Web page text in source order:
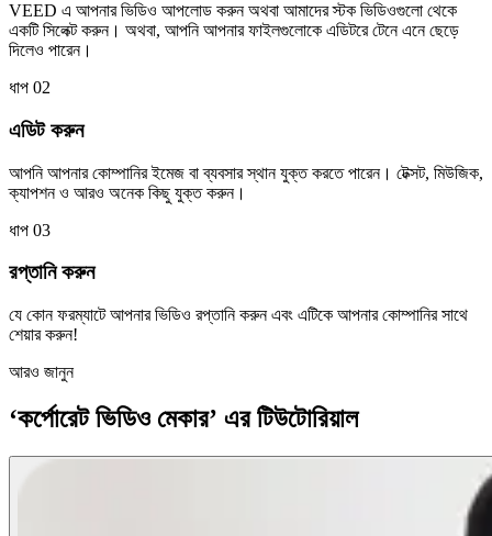
VEED এ আপনার ভিডিও আপলোড করুন অথবা আমাদের স্টক ভিডিওগুলো থেকে
একটি সিলেক্ট করুন। অথবা, আপনি আপনার ফাইলগুলোকে এডিটরে টেনে এনে ছেড়ে
দিলেও পারেন।
ধাপ 02
এডিট করুন
আপনি আপনার কোম্পানির ইমেজ বা ব্যবসার স্থান যুক্ত করতে পারেন। টেক্সট, মিউজিক,
ক্যাপশন ও আরও অনেক কিছু যুক্ত করুন।
ধাপ 03
রপ্তানি করুন
যে কোন ফরম্যাটে আপনার ভিডিও রপ্তানি করুন এবং এটিকে আপনার কোম্পানির সাথে
শেয়ার করুন!
আরও জানুন
‘কর্পোরেট ভিডিও মেকার’ এর টিউটোরিয়াল